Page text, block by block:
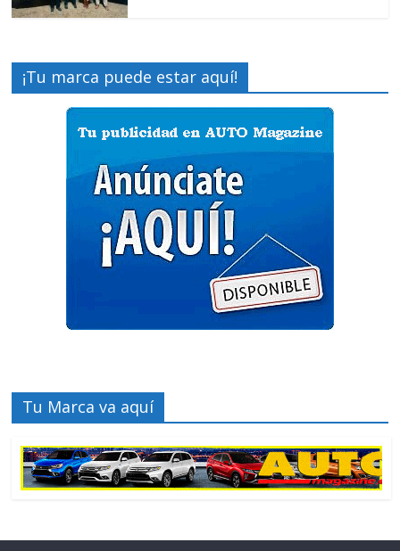
¡Tu marca puede estar aquí!
Tu Marca va aquí